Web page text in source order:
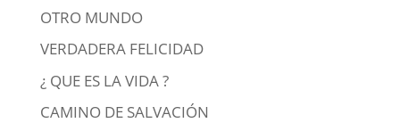
OTRO MUNDO
VERDADERA FELICIDAD
¿ QUE ES LA VIDA ?
CAMINO DE SALVACIÓN